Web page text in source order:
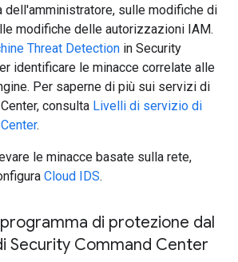
dell'amministratore, sulle modifiche di
modifiche delle autorizzazioni IAM.
Threat Detection in Security
identificare le minacce correlate alle
Per saperne di più sui servizi di
consulta Livelli di servizio di
.
le minacce basate sulla rete,
Cloud IDS.
di protezione dal
Security Command Center